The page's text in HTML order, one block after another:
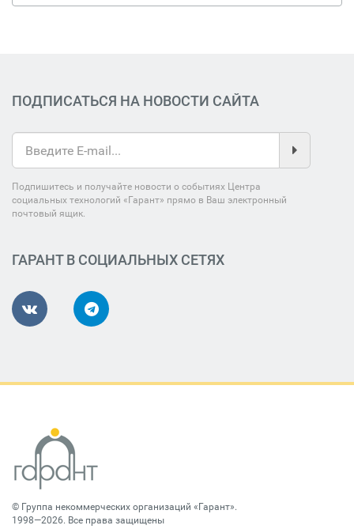
ПОДПИСАТЬСЯ НА НОВОСТИ САЙТА
Подпишитесь и получайте новости о событиях Центра
социальных технологий «Гарант» прямо в Ваш электронный
почтовый ящик.
ГАРАНТ В СОЦИАЛЬНЫХ СЕТЯХ
© Группа некоммерческих организаций «Гарант».
1998—2026. Все права защищены